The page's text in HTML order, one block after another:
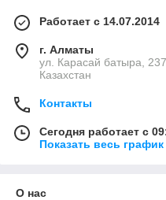
Работает с 14.07.2014
г. Алматы
ул. Карасай батыра,
Казахстан
Контакты
Сегодня работает с
Показать весь
О нас